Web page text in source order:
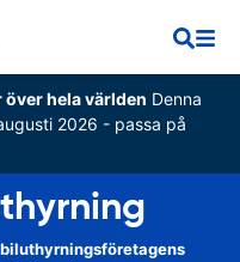
hela världen Denna
2026 - passa på